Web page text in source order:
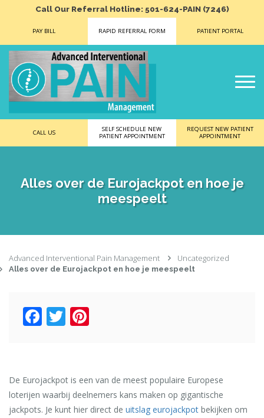
Call Our Referral Hotline: 501-624-PAIN (7246)
PAY BILL RAPID REFERRAL FORM PATIENT PORTAL
CALL US
SELF SCHEDULE NEW
PATIENT APPOINTMENT
REQUEST NEW PATIENT
APPOINTMENT
Alles over de Eurojackpot en hoe je
meespeelt
Advanced Interventional Pain Management Uncategorized
Alles over de Eurojackpot en hoe je meespeelt
Facebook
Twitter
De Eurojackpot is een van de meest populaire Europese
loterijen waarbij deelnemers kans maken op gigantische
jackpots. Je kunt hier direct de uitslag eurojackpot bekijken om